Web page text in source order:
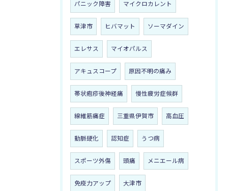
パニック障害 マイクロカレント
草津市 ヒバマット ソーマダイン
エレサス マイオパルス
アキュスコープ 原因不明の痛み
帯状疱疹後神経痛 慢性疲労症候群
線維筋痛症 三重県伊賀市 高血圧
動脈硬化 認知症 うつ病
スポーツ外傷 頭痛 メニエール病
免疫力アップ 大津市